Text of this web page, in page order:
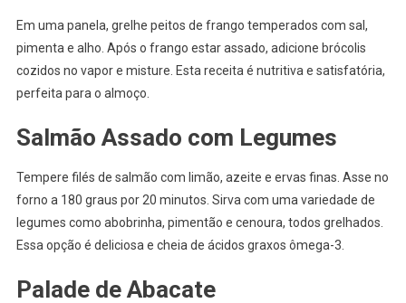
Em uma panela, grelhe peitos de frango temperados com sal,
pimenta e alho. Após o frango estar assado, adicione brócolis
cozidos no vapor e misture. Esta receita é nutritiva e satisfatória,
perfeita para o almoço.
Salmão Assado com Legumes
Tempere filés de salmão com limão, azeite e ervas finas. Asse no
forno a 180 graus por 20 minutos. Sirva com uma variedade de
legumes como abobrinha, pimentão e cenoura, todos grelhados.
Essa opção é deliciosa e cheia de ácidos graxos ômega-3.
Palade de Abacate